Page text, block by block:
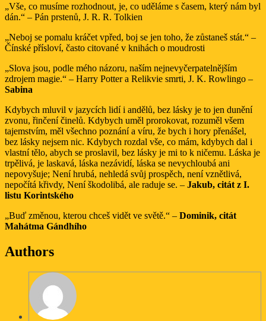
„Vše, co musíme rozhodnout, je, co uděláme s časem, který nám byl
dán.“ – Pán prstenů, J. R. R. Tolkien
„Neboj se pomalu kráčet vpřed, boj se jen toho, že zůstaneš stát.“ –
Čínské přísloví, často citované v knihách o moudrosti
„Slova jsou, podle mého názoru, naším nejnevyčerpatelnějším
zdrojem magie.“ – Harry Potter a Relikvie smrti, J. K. Rowlingo –
Sabina
Kdybych mluvil v jazycích lidí i andělů, bez lásky je to jen dunění
zvonu, řinčení činelů. Kdybych uměl prorokovat, rozuměl všem
tajemstvím, měl všechno poznání a víru, že bych i hory přenášel,
bez lásky nejsem nic. Kdybych rozdal vše, co mám, kdybych dal i
vlastní tělo, abych se proslavil, bez lásky je mi to k ničemu. Láska je
trpělivá, je laskavá, láska nezávidí, láska se nevychloubá ani
nepovyšuje; Není hrubá, nehledá svůj prospěch, není vznětlivá,
nepočítá křivdy, Není škodolibá, ale raduje se. – Jakub, citát z I.
listu Korintského
„Buď změnou, kterou chceš vidět ve světě.“ – Dominik, citát
Mahátma Gándhího
Authors